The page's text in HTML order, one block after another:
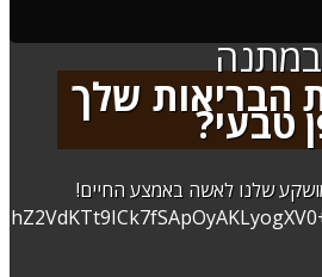
הבריאות שלך
טבעי?
שלנו לאשה באמצע החיים!